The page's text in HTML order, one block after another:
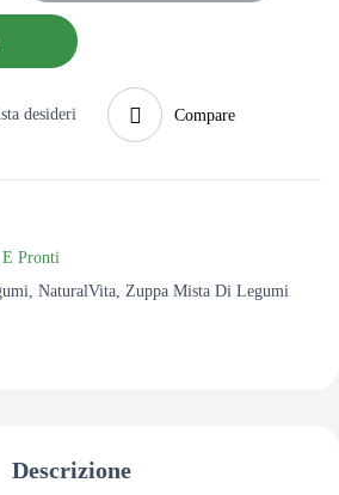
desideri Compare
Pronti
, NaturalVita, Zuppa Mista Di Legumi
Descrizione